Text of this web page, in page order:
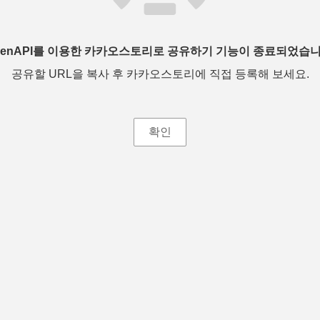
를 이용한 카카오스토리로 공유하기 기능이 종료되었습
공유할 URL을 복사 후 카카오스토리에 직접 등록해 보세요.
확인